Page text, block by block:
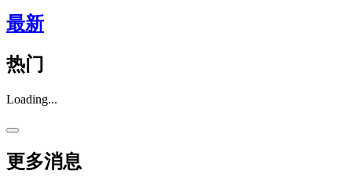
最新
热门
Loading...
更多消息